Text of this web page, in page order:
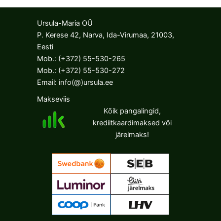
variants.
The
options
be
chosen
on
product
page
variants.
options
page
Ursula-Maria OÜ
P. Kerese 42, Narva, Ida-Virumaa, 21003,
Eesti
Mob.: (+372) 55-530-265
Mob.: (+372) 55-530-272
Email: info(@)ursula.ee
Makseviis
Kõik pangalingid,
krediitkaardimaksed või
järelmaks!